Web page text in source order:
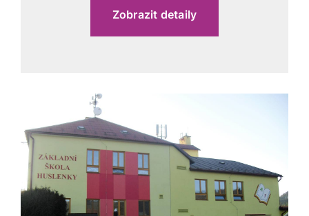
Zobrazit detaily